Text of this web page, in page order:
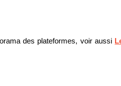
des plateformes, voir aussi